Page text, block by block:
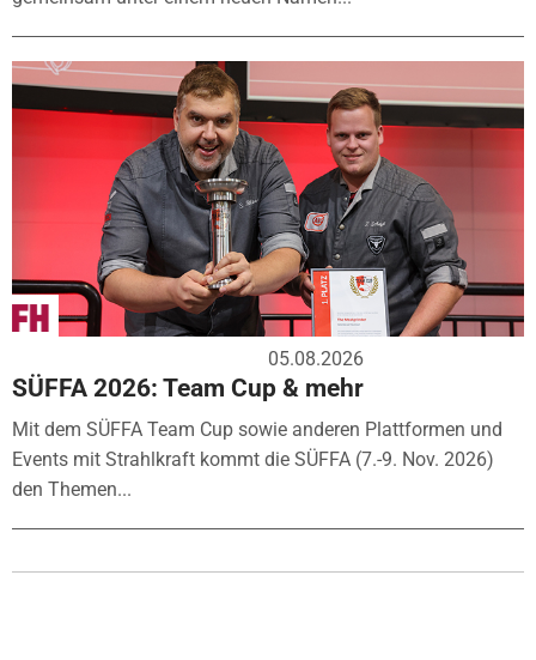
05.08.2026
SÜFFA 2026: Team Cup & mehr
Mit dem SÜFFA Team Cup sowie anderen Plattformen und
Events mit Strahlkraft kommt die SÜFFA (7.-9. Nov. 2026)
den Themen...